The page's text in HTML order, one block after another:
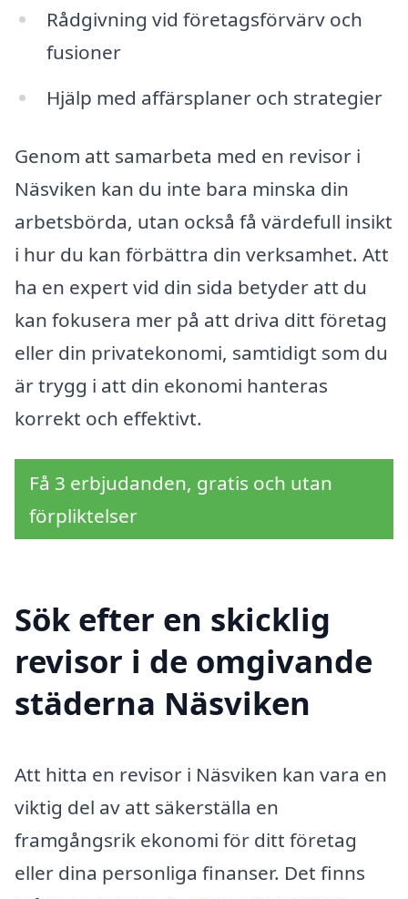
Rådgivning vid företagsförvärv och
fusioner
Hjälp med affärsplaner och strategier
Genom att samarbeta med en revisor i
Näsviken kan du inte bara minska din
arbetsbörda, utan också få värdefull insikt
i hur du kan förbättra din verksamhet. Att
ha en expert vid din sida betyder att du
kan fokusera mer på att driva ditt företag
eller din privatekonomi, samtidigt som du
är trygg i att din ekonomi hanteras
korrekt och effektivt.
Få 3 erbjudanden, gratis och utan
förpliktelser
Sök efter en skicklig
revisor i de omgivande
städerna Näsviken
Att hitta en revisor i Näsviken kan vara en
viktig del av att säkerställa en
framgångsrik ekonomi för ditt företag
eller dina personliga finanser. Det finns